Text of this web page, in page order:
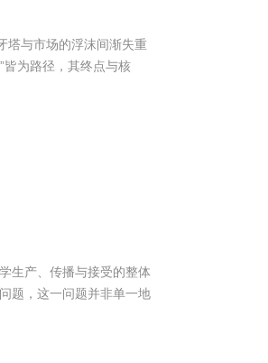
塔与市场的浮沫间渐失重
皆为路径，其终点与核
产、传播与接受的整体
题，这一问题并非单一地